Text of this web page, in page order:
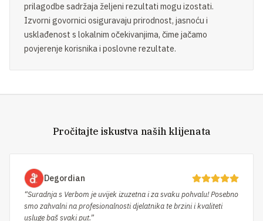
prilagodbe sadržaja željeni rezultati mogu izostati.
Izvorni govornici osiguravaju prirodnost, jasnoću i
usklađenost s lokalnim očekivanjima, čime jačamo
povjerenje korisnika i poslovne rezultate.
Pročitajte iskustva naših klijenata
Degordian
“Suradnja s Verbom je uvijek izuzetna i za svaku pohvalu! Posebno
smo zahvalni na profesionalnosti djelatnika te brzini i kvaliteti
usluge baš svaki put.”